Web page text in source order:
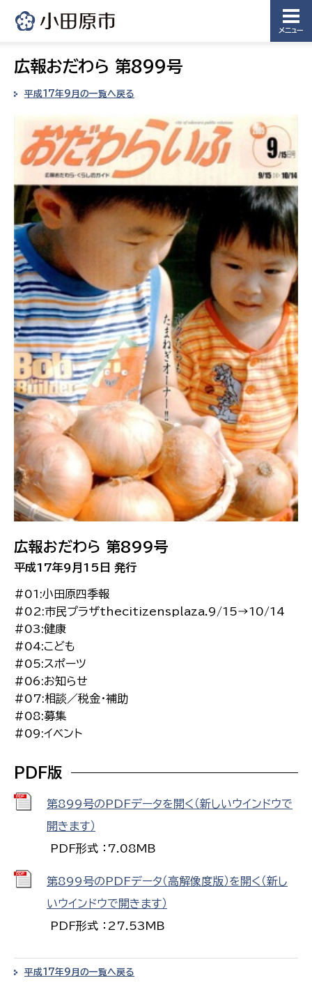
メニュー
広報おだわら 第899号
平成17年9月の一覧へ戻る
広報おだわら 第899号
平成17年9月15日 発行
#01:小田原四季報
#02:市民プラザthecitizensplaza.9/15→10/14
#03:健康
#04:こども
#05:スポーツ
#06:お知らせ
#07:相談／税金・補助
#08:募集
#09:イベント
PDF版
第899号のPDFデータを開く（新しいウインドウで
開きます）
PDF形式 ：7.08MB
第899号のPDFデータ（高解像度版）を開く（新し
いウインドウで開きます）
PDF形式 ：27.53MB
平成17年9月の一覧へ戻る